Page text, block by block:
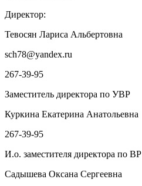
Директор:
Тевосян Лариса Альбертовна
sch78@yandex.ru
267-39-95
Заместитель директора по УВР
Куркина Екатерина Анатольевна
267-39-95
И.о. заместителя директора по ВР
Садышева Оксана Сергеевна